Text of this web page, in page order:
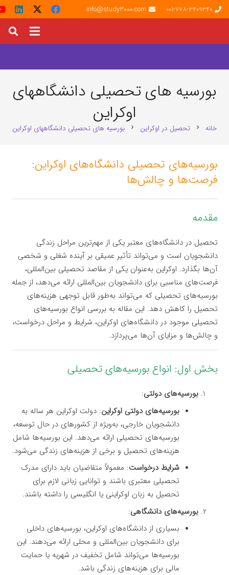
001-778-3409340
info@study3000.com
بورسیه های تحصیلی دانشگاههای
اوکراین
خانه chevron_right تحصیل در اوکراین chevron_right بورسیه های تحصیلی دانشگاههای اوکراین
بورسیه‌های تحصیلی دانشگاه‌های اوکراین:
فرصت‌ها و چالش‌ها
مقدمه
تحصیل در دانشگاه‌های معتبر یکی از مهم‌ترین مراحل زندگی
دانشجویان است و می‌تواند تأثیر عمیقی بر آینده شغلی و شخصی
آن‌ها بگذارد. اوکراین به‌عنوان یکی از مقاصد تحصیلی بین‌المللی،
فرصت‌های مناسبی برای دانشجویان بین‌المللی ارائه می‌دهد، از جمله
بورسیه‌های تحصیلی که می‌تواند به‌طور قابل توجهی هزینه‌های
تحصیل را کاهش دهد. این مقاله به بررسی انواع بورسیه‌های
تحصیلی موجود در دانشگاه‌های اوکراین، شرایط و مراحل درخواست،
و چالش‌ها و مزایای آن‌ها می‌پردازد.
بخش اول: انواع بورسیه‌های تحصیلی
بورسیه‌های دولتی:
بورسیه‌های دولتی اوکراین: دولت اوکراین هر ساله به
دانشجویان خارجی، به‌ویژه از کشورهای در حال توسعه،
بورسیه‌های تحصیلی ارائه می‌دهد. این بورسیه‌ها شامل
هزینه‌های تحصیل و برخی از هزینه‌های زندگی می‌شود.
شرایط درخواست: معمولاً متقاضیان باید دارای مدرک
تحصیلی معتبری باشند و توانایی زبانی لازم برای
تحصیل به زبان اوکراینی یا انگلیسی را داشته باشند.
بورسیه‌های دانشگاهی:
بسیاری از دانشگاه‌های اوکراین، بورسیه‌های داخلی
برای دانشجویان بین‌المللی و محلی ارائه می‌دهند. این
بورسیه‌ها می‌تواند شامل تخفیف در شهریه یا حمایت
مالی برای هزینه‌های زندگی باشد.